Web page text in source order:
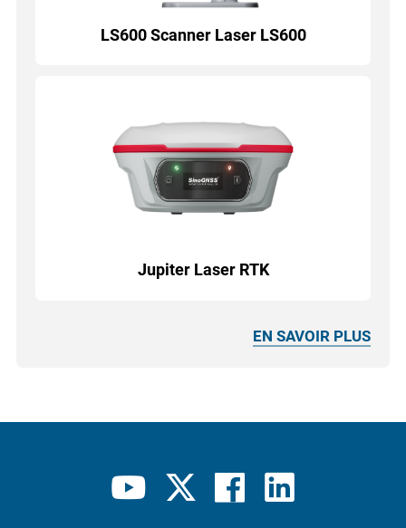
LS600 Scanner Laser LS600
Jupiter Laser RTK
EN SAVOIR PLUS